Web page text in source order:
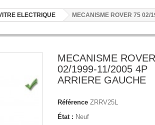
ELECTRIQUE MECANISME ROVER 75 02/
MECANISME
02/1999-11/2005 4P
ARRIERE GAUCHE
Référence ZRRV25L
État : Neuf